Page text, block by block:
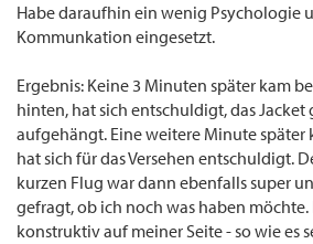
Habe daraufhin ein wenig Psychologie
Kommunkation eingesetzt.
Ergebnis: Keine 3 Minuten später kam
hinten, hat sich entschuldigt, das
aufgehängt. Eine weitere Minute später
hat sich für das Versehen entschuldigt.
kurzen Flug war dann ebenfalls super
gefragt, ob ich noch was haben möchte.
konstruktiv auf meiner Seite - so wie es